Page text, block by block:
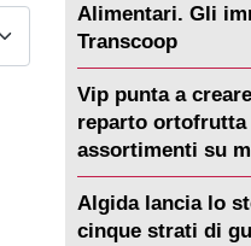
Alimentari. Gli
Transcoop
Vip punta a
reparto ortofrutta
assortimenti su
Algida lancia lo
cinque strati di